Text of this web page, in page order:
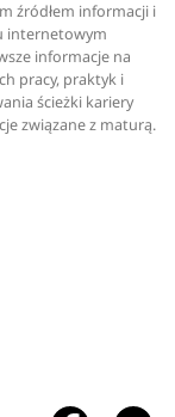
źródłem informacji i
internetowym
informacje na
pracy, praktyk i
ścieżki kariery
związane z maturą.